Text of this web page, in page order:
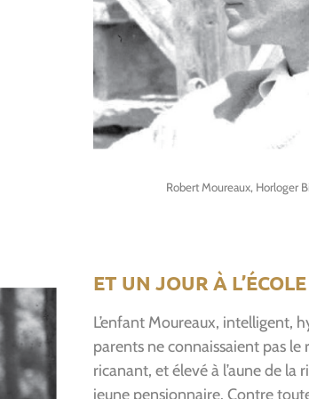
Robert Moureaux, Horloger
ET UN JOUR À L’ÉCOLE
L’enfant Moureaux, intelligent,
parents ne connaissaient pas
ricanant, et élevé à l’aune de la
jeune pensionnaire. Contre